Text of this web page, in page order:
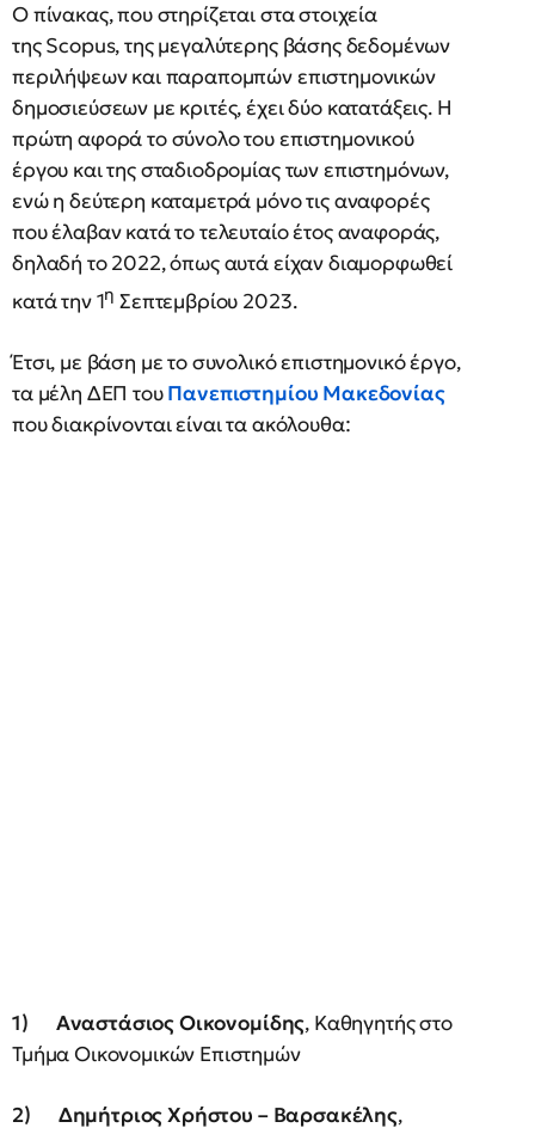
Ο πίνακας, που στηρίζεται στα στοιχεία
της Scopus, της μεγαλύτερης βάσης δεδομένων
περιλήψεων και παραπομπών επιστημονικών
δημοσιεύσεων με κριτές, έχει δύο κατατάξεις. Η
πρώτη αφορά το σύνολο του επιστημονικού
έργου και της σταδιοδρομίας των επιστημόνων,
ενώ η δεύτερη καταμετρά μόνο τις αναφορές
που έλαβαν κατά το τελευταίο έτος αναφοράς,
δηλαδή το 2022, όπως αυτά είχαν διαμορφωθεί
κατά την 1η Σεπτεμβρίου 2023.
Έτσι, με βάση με το συνολικό επιστημονικό έργο,
τα μέλη ΔΕΠ τουΠανεπιστημίου Μακεδονίας
που διακρίνονται είναι τα ακόλουθα:
1) Αναστάσιος Οικονομίδης, Καθηγητής στο
Τμήμα Οικονομικών Επιστημών
2) Δημήτριος Χρήστου – Βαρσακέλης,